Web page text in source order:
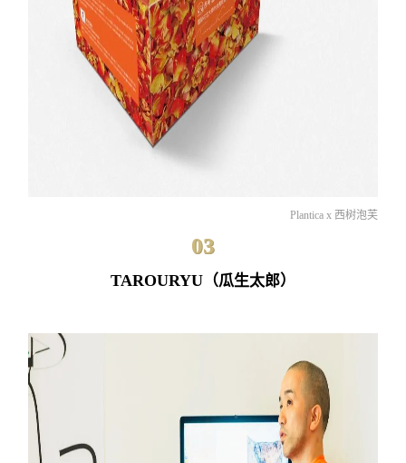
Plantica x 西树泡芙
03
TAROURYU （瓜生太郎）